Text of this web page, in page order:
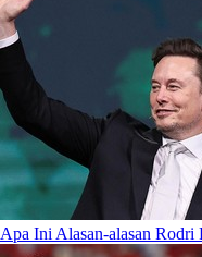
Apa Ini Alasan-alasan